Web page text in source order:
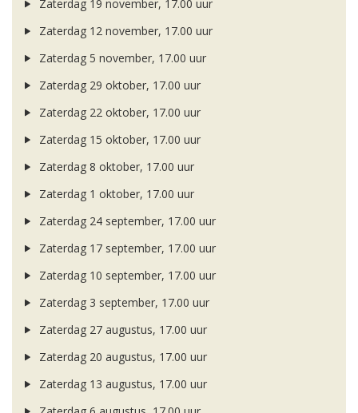
Zaterdag 19 november, 17.00 uur
Zaterdag 12 november, 17.00 uur
Zaterdag 5 november, 17.00 uur
Zaterdag 29 oktober, 17.00 uur
Zaterdag 22 oktober, 17.00 uur
Zaterdag 15 oktober, 17.00 uur
Zaterdag 8 oktober, 17.00 uur
Zaterdag 1 oktober, 17.00 uur
Zaterdag 24 september, 17.00 uur
Zaterdag 17 september, 17.00 uur
Zaterdag 10 september, 17.00 uur
Zaterdag 3 september, 17.00 uur
Zaterdag 27 augustus, 17.00 uur
Zaterdag 20 augustus, 17.00 uur
Zaterdag 13 augustus, 17.00 uur